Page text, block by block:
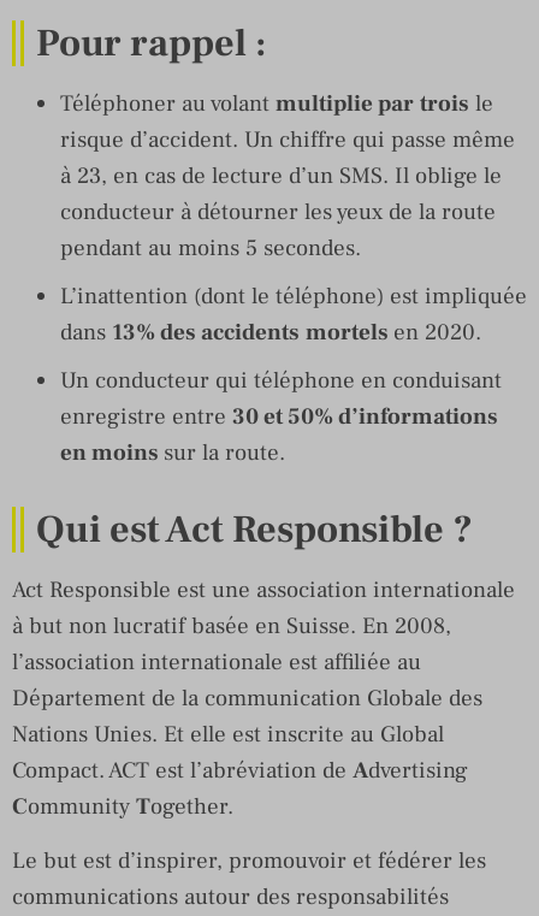
Pour rappel :
Téléphoner au volant multiplie par trois le
risque d’accident. Un chiffre qui passe même
à 23, en cas de lecture d’un SMS. Il oblige le
conducteur à détourner les yeux de la route
pendant au moins 5 secondes.
L’inattention (dont le téléphone) est impliquée
dans 13% des accidents mortels en 2020.
Un conducteur qui téléphone en conduisant
enregistre entre 30 et 50% d’informations
en moins sur la route.
Qui est Act Responsible ?
Act Responsible est une association internationale
à but non lucratif basée en Suisse. En 2008,
l’association internationale est affiliée au
Département de la communication Globale des
Nations Unies. Et elle est inscrite au Global
Compact. ACT est l’abréviation de Advertising
Community Together.
Le but est d’inspirer, promouvoir et fédérer les
communications autour des responsabilités